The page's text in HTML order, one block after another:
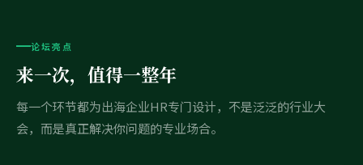
论坛亮点
来一次，值得一整年
每一个环节都为出海企业HR专门设计，不是泛泛的行业大
会，而是真正解决你问题的专业场合。